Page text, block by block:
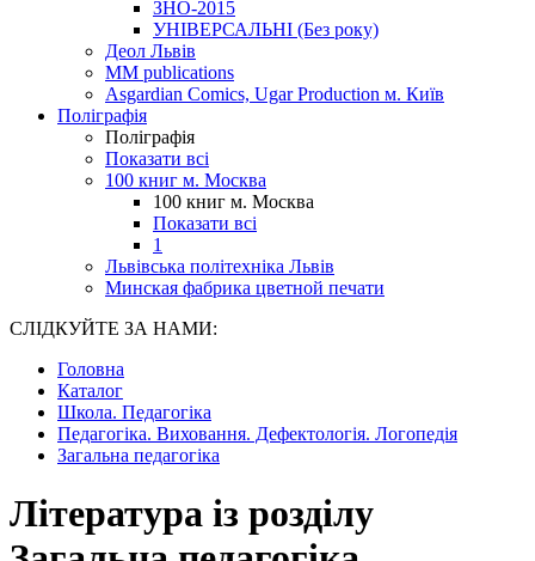
ЗНО-2015
УНІВЕРСАЛЬНІ (Без року)
Деол Львів
MM publications
Asgardian Comics, Ugar Production м. Київ
Поліграфія
Поліграфія
Показати всі
100 книг м. Москва
100 книг м. Москва
Показати всі
1
Львівська політехніка Львів
Минская фабрика цветной печати
СЛІДКУЙТЕ ЗА НАМИ:
Головна
Каталог
Школа. Педагогіка
Педагогіка. Виховання. Дефектологія. Логопедія
Загальна педагогіка
Література із розділу